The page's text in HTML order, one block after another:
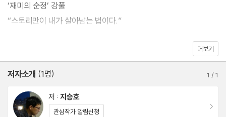
‘재미의 순정’ 강풀
“스토리만이 내가 살아남는 법이다.”
스무 살 ‘갓도리’ 박순찬
“대한민국 현재의 역사를 기록한다.”
더보기
저자소개 (1명) 1 /1
저 : 지승호
관심작가 알림신청